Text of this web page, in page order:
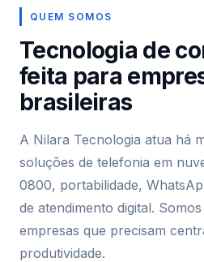
QUEM SOMOS
Tecnologia de
feita para
brasileiras
A Nilara Tecnologia atua há
soluções de telefonia em
0800, portabilidade,
de atendimento digital.
empresas que precisam
produtividade.